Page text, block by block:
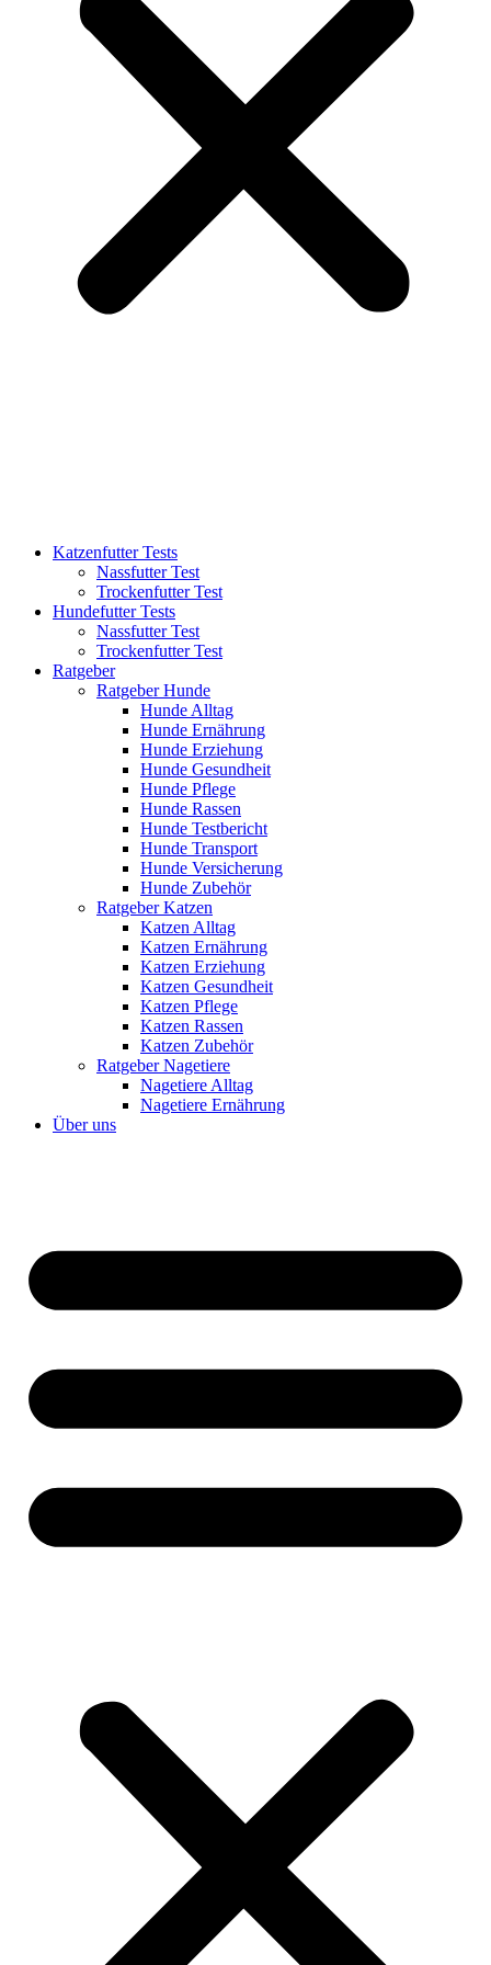
Katzenfutter Tests
Nassfutter Test
Trockenfutter Test
Hundefutter Tests
Nassfutter Test
Trockenfutter Test
Ratgeber
Ratgeber Hunde
Hunde Alltag
Hunde Ernährung
Hunde Erziehung
Hunde Gesundheit
Hunde Pflege
Hunde Rassen
Hunde Testbericht
Hunde Transport
Hunde Versicherung
Hunde Zubehör
Ratgeber Katzen
Katzen Alltag
Katzen Ernährung
Katzen Erziehung
Katzen Gesundheit
Katzen Pflege
Katzen Rassen
Katzen Zubehör
Ratgeber Nagetiere
Nagetiere Alltag
Nagetiere Ernährung
Über uns